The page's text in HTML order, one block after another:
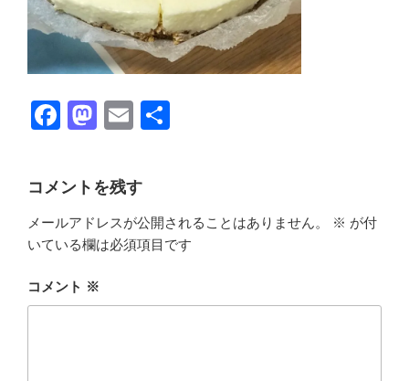
F
c
e
b
o
o
M
st
o
d
o
n
E
ail
コメントを残す
メールアドレスが公開されることはありません。 ※ が付
いている欄は必須項目です
コメント ※